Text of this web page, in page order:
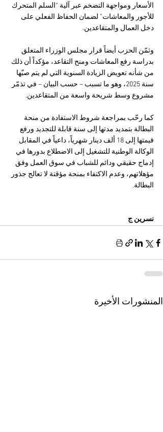
الأسعار ومواجهة التضخم عبر آلية “السلم المتحرك
للأجور والمعاشات” لضمان الحفاظ الفعلي على
دخل العمال والمتقاعدين.
وثمّن الحزب أيضاً قرار مجلس الوزراء المتعلق
بدراسة رفع المعاشات ومنح التقاعد، مؤكداً أن ذلك
من شأنه تعويض الزيادة السنوية التي لم يتم صبّها
سنة 2025، وهو ما تسبب – حسب البيان – في تذمّر
مشروع وسط شريحة واسعة من المتقاعدين.
كما رحّب بمراجعة شروط الاستفادة من منحة
البطالة بتمديد مدتها إلى سنة قابلة للتجديد ورفع
قيمتها إلى 18 ألف دينار شهرياً، داعياً في المقابل
الوكالة الوطنية للتشغيل إلى الاضطلاع بدورها في
إدماج حقيقي ودائم للشباب في سوق العمل وفق
مؤهلاتهم، وعدم الاكتفاء بمنحة مؤقتة لا تعالج جذور
البطالة.
نسرين ج
المنشورات الأخيرة